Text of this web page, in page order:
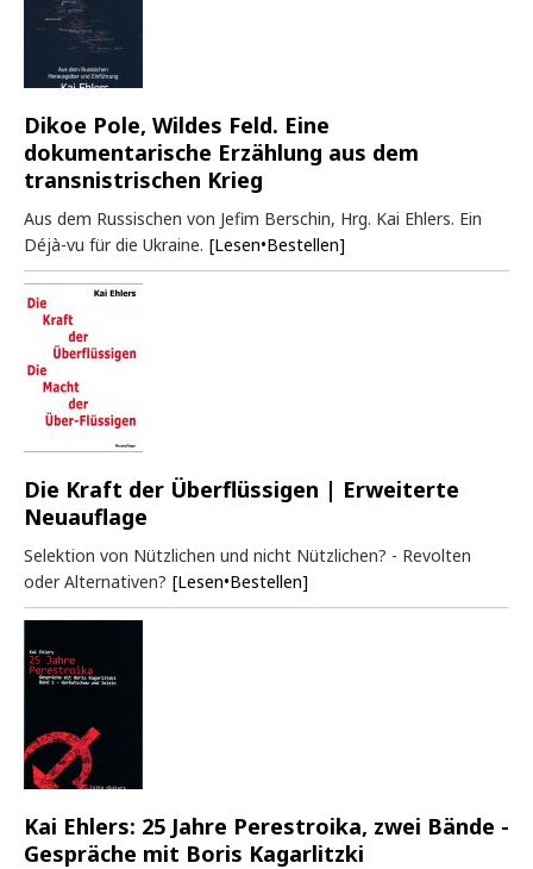
Dikoe Pole, Wildes Feld. Eine
dokumentarische Erzählung aus dem
transnistrischen Krieg
Aus dem Russischen von Jefim Berschin, Hrg. Kai Ehlers. Ein
Déjà-vu für die Ukraine. [Lesen•Bestellen]
Die Kraft der Überflüssigen | Erweiterte
Neuauflage
Selektion von Nützlichen und nicht Nützlichen? - Revolten
oder Alternativen? [Lesen•Bestellen]
Kai Ehlers: 25 Jahre Perestroika, zwei Bände -
Gespräche mit Boris Kagarlitzki